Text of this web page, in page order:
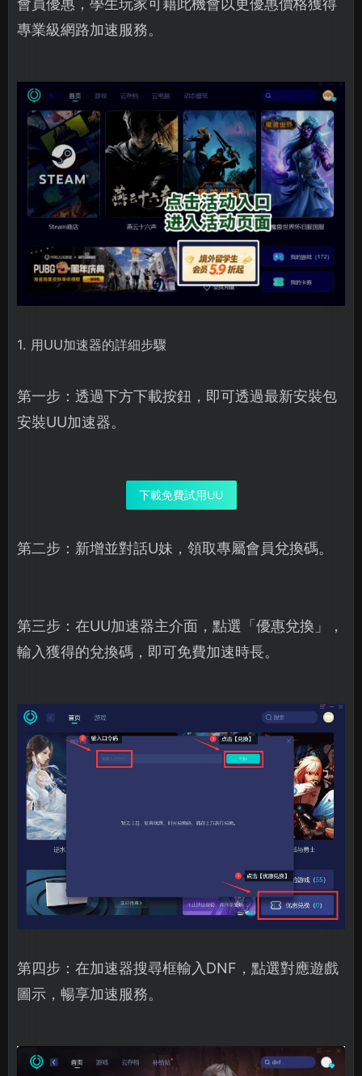
會員優惠，學生玩家可藉此機會以更優惠價格獲得
專業級網路加速服務。
1. 用UU加速器的詳細步驟
第一步：透過下方下載按鈕，即可透過最新安裝包
安裝UU加速器。
下載免費試用UU
第二步：新增並對話U妹，領取專屬會員兌換碼。
第三步：在UU加速器主介面，點選「優惠兌換」，
輸入獲得的兌換碼，即可免費加速時長。
第四步：在加速器搜尋框輸入DNF，點選對應遊戲
圖示，暢享加速服務。